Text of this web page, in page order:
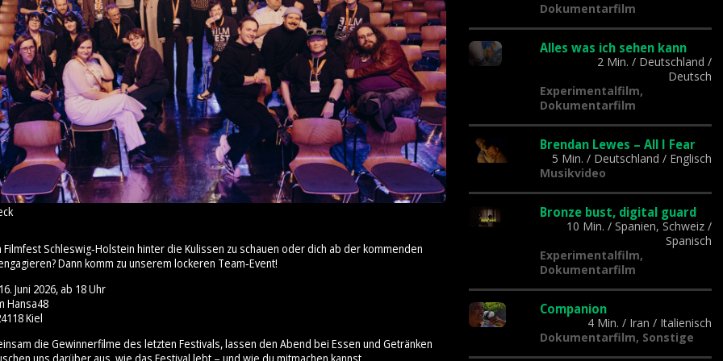
Filmfest Schleswig‑Holstein hinter die Kulissen zu schauen oder dich ab der kommenden
Dann komm zu unserem lockeren Team‑Event!
Juni 2026, ab 18 Uhr
Hansa48
Kiel
die Gewinnerfilme des letzten Festivals, lassen den Abend bei Essen und Getränken
Dokumentarfilm
Alles was ich sehen kann
2 Min. / Deutschland /
Deutsch
Experimentalfilm,
Dokumentarfilm
Brendan Lewes – All I Fear
5 Min. / Deutschland / Englisch
Musikvideo
Bronze bust, digital guard
10 Min. / Spanien, Schweiz /
Spanisch
Experimentalfilm,
Dokumentarfilm
Companion
4 Min. / Iran / Italienisch
Dokumentarfilm, Sonstige